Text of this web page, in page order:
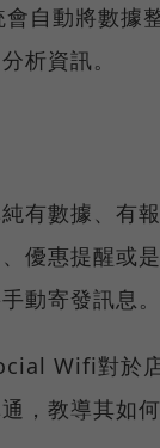
自動將數據
析資訊。
有數據、有
、優惠提醒或
動寄發訊息。
Wifi對於
，教導其如